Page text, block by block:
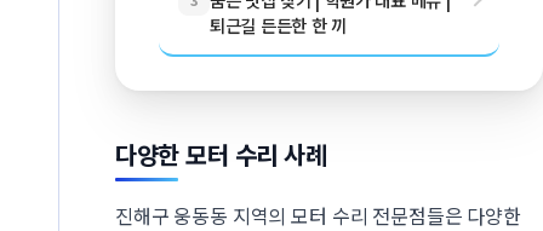
퇴근길 든든한 한 끼
다양한 모터 수리 사례
진해구 웅동동 지역의 모터 수리 전문점들은 다양한